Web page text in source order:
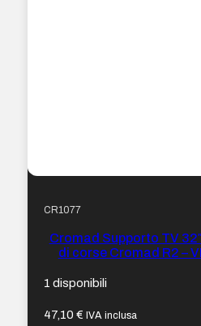
CR1077
Cromad Supporto TV
di corse Cromad R2 –
1 disponibili
47,10€ IVA inclusa